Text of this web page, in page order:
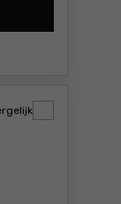
56 ltr Fiskars